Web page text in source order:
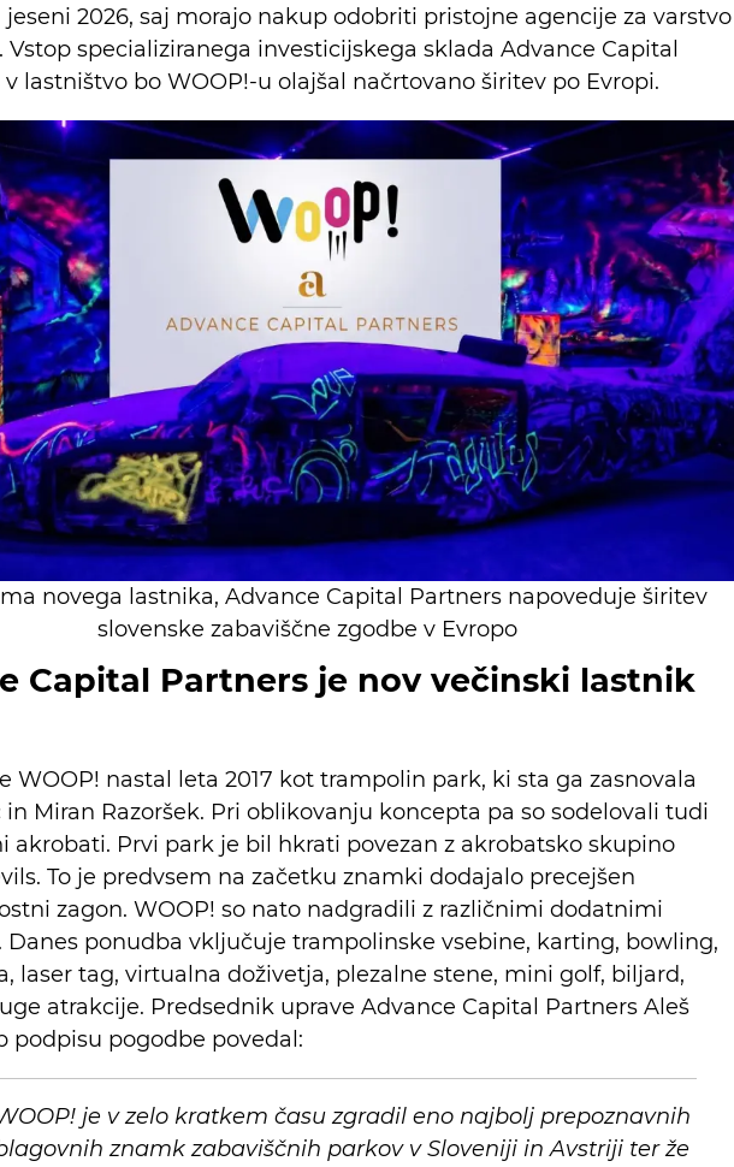
2026, saj morajo nakup odobriti pristojne agencije za varstvo
Vstop specializiranega investicijskega sklada Advance Capital
v lastništvo bo WOOP!-u olajšal načrtovano širitev po Evropi.
novega lastnika, Advance Capital Partners napoveduje širitev
slovenske zabaviščne zgodbe v Evropo
Capital Partners je nov večinski lastnik
WOOP! nastal leta 2017 kot trampolin park, ki sta ga zasnovala
in Miran Razoršek. Pri oblikovanju koncepta pa so sodelovali tudi
akrobati. Prvi park je bil hkrati povezan z akrobatsko skupino
To je predvsem na začetku znamki dodajalo precejšen
zagon. WOOP! so nato nadgradili z različnimi dodatnimi
Danes ponudba vključuje trampolinske vsebine, karting, bowling,
laser tag, virtualna doživetja, plezalne stene, mini golf, biljard,
atrakcije. Predsednik uprave Advance Capital Partners Aleš
podpisu pogodbe povedal:
je v zelo kratkem času zgradil eno najbolj prepoznavnih
znamk zabaviščnih parkov v Sloveniji in Avstriji ter že